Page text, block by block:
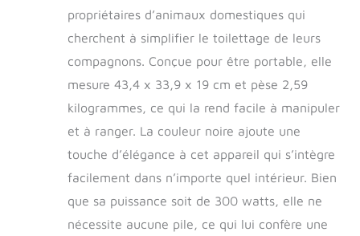
tapis, le canapé et le sol. Aspirateur
pour poils d'animaux : les outils de
toilettage traditionnels apportent
beaucoup de chaos et de poils dans
P1 Pro avec fonction d'aspiration aspire
99 % des poils d'animaux lors de la
coupe et du brossage des poils dans un
votre maison propre, et il n'y a plus de
poils emmêlés et plus de poils dans
toute la maison. 【Très silencieuse】
Tondeuse pour animaux de compagnie
pour chiens à faible bruit, pour que
propriétaires d’animaux domestiques qui
cherchent à simplifier le toilettage de leurs
compagnons. Conçue pour être portable, elle
mesure 43,4 x 33,9 x 19 cm et pèse 2,59
kilogrammes, ce qui la rend facile à manipuler
et à ranger. La couleur noire ajoute une
touche d’élégance à cet appareil qui s’intègre
facilement dans n’importe quel intérieur. Bien
que sa puissance soit de 300 watts, elle ne
nécessite aucune pile, ce qui lui confère une